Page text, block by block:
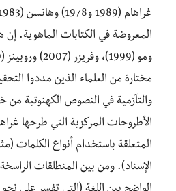
مختارة من العلماء الذين مددوا
والتآزمية في النصوص الكهنوتية
الأطروحات المركزية التي طرحها
المتعلقة باستخدام أنواع الكلمات
الإسناد). ومن بين المنطلقات